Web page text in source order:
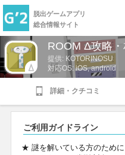
脱出ゲームアプリ
総合情報サイト
ROOM Δ攻略
提供: KOTORINOSU
対応OS: iOS, android
詳細・クチコミ
ご利用ガイドライン
★ 謎を解いている方のために